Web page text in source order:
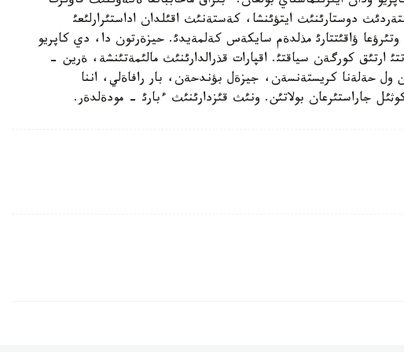
دوستارئنئث ايتؤئنشا، كةستةنئث اقئلدان اداستئرارلئعئ
ؤاقئتتارئ مذلدةم سايكةس كةلمةيدئ. حيزةرتون دا، دي كاپريو
ارتئق كورگةن سياقتئ. اقپارات قذرالدارئنئث مالئمةتئنشة، ةرين -
ول حةلةنا كريستةنسةن، جيزةل بؤندحةن، بار رافاةلي، اننا
كوثئل جاراستئرعان بولاتئن. ونئث قئزدارئنئث ءبارئ - مودةلدةر.